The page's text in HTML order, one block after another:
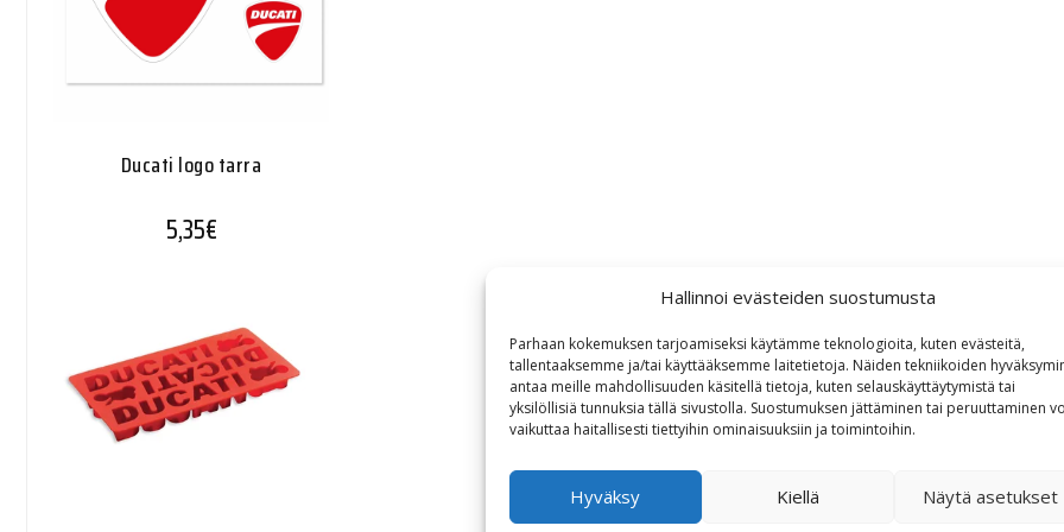
Hallinnoi evästeiden suostumusta
Parhaan kokemuksen tarjoamiseksi käytämme teknologioita, kuten evästeitä,
tallentaaksemme ja/tai käyttääksemme laitetietoja. Näiden tekniikoiden
antaa meille mahdollisuuden käsitellä tietoja, kuten selauskäyttäytymistä tai
yksilöllisiä tunnuksia tällä sivustolla. Suostumuksen jättäminen tai peruuttaminen
vaikuttaa haitallisesti tiettyihin ominaisuuksiin ja toimintoihin.
Hyväksy Kiellä Näytä asetukset
Ducati logo tarra
5,35€